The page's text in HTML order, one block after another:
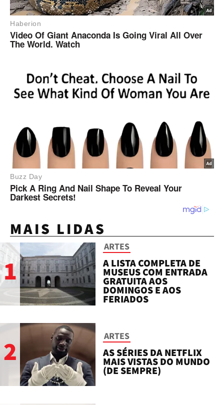
MAIS LIDAS
1
ARTES
A LISTA COMPLETA DE
MUSEUS COM ENTRADA
GRATUITA AOS
DOMINGOS E AOS
FERIADOS
2 ARTES
AS SÉRIES DA NETFLIX
MAIS VISTAS DO MUNDO
(DE SEMPRE)